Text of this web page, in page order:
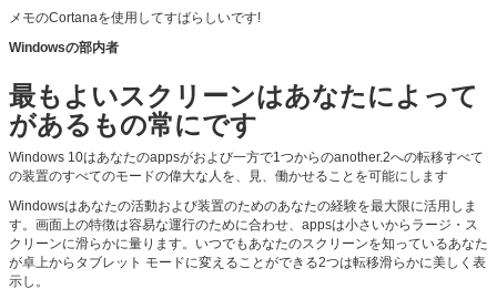
メモのCortanaを使用してすばらしいです!
Windowsの部内者
最もよいスクリーンはあなたによって
があるもの常にです
Windows 10はあなたのappsがおよび一方で1つからのanother.2への転移すべて
の装置のすべてのモードの偉大な人を、見、働かせることを可能にします
Windowsはあなたの活動および装置のためのあなたの経験を最大限に活用しま
す。画面上の特徴は容易な運行のために合わせ、appsは小さいからラージ・ス
クリーンに滑らかに量ります。いつでもあなたのスクリーンを知っているあなた
が卓上からタブレット モードに変えることができる2つは転移滑らかに美しく表
示し。